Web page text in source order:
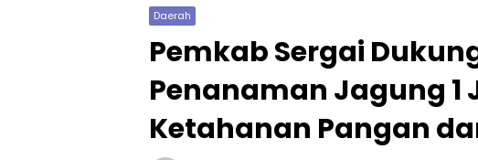
Daerah
Pemkab Sergai
Penanaman Jagung 1
Ketahanan Pangan